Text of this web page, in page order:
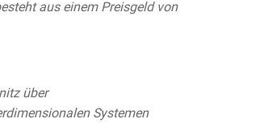
aus einem Preisgeld von
über
Systemen